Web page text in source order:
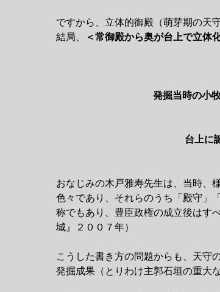
ですから、立体的御殿（萌芽期の天
結局、
＜常御殿から奥が台上で立体
発掘当時の小
台上に
おなじみの木戸雅寿先生は、当時、
色々であり、それらのうち「殿守」
称でもあり、豊臣政権の成立後はす
城』２００７年）
こうした書き方の問題からも、天守
発掘成果（とりわけ主郭石垣の重大